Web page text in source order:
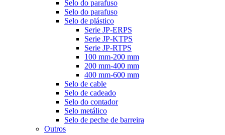
Selo do parafuso
Selo do parafuso
Selo de plástico
Serie JP-ERPS
Serie JP-KTPS
Serie JP-RTPS
100 mm-200 mm
200 mm-400 mm
400 mm-600 mm
Selo de cable
Selo de cadeado
Selo do contador
Selo metálico
Selo de peche de barreira
Outros